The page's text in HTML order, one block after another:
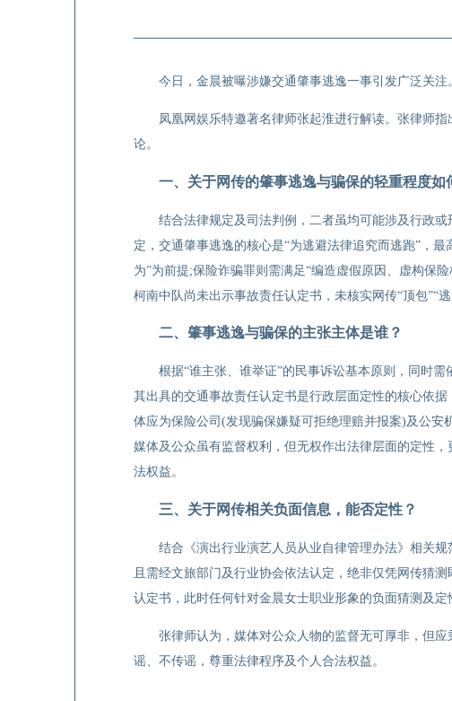
今日，金晨被曝涉嫌交通肇事逃逸一事引发广泛关
凤凰网娱乐特邀著名律师张起淮进行解读。张律师
论。
一、关于网传的肇事逃逸与骗保的轻重程度如
结合法律规定及司法判例，二者虽均可能涉及行政
定，交通肇事逃逸的核心是“为逃避法律追究而逃跑”，
为”为前提;保险诈骗罪则需满足“编造虚假原因、虚构保
柯南中队尚未出示事故责任认定书，未核实网传“顶包”“
二、肇事逃逸与骗保的主张主体是谁？
根据“谁主张、谁举证”的民事诉讼基本原则，同时
其出具的交通事故责任认定书是行政层面定性的核心依
体应为保险公司(发现骗保嫌疑可拒绝理赔并报案)及公安
媒体及公众虽有监督权利，但无权作出法律层面的定性
法权益。
三、关于网传相关负面信息，能否定性？
结合《演出行业演艺人员从业自律管理办法》相关
且需经文旅部门及行业协会依法认定，绝非仅凭网传猜
认定书，此时任何针对金晨女士职业形象的负面猜测及
张律师认为，媒体对公众人物的监督无可厚非，但
谣、不传谣，尊重法律程序及个人合法权益。